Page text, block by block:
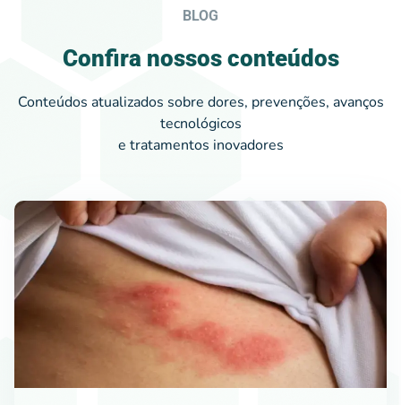
BLOG
Confira nossos conteúdos
Conteúdos atualizados sobre dores, prevenções, avanços
tecnológicos
e tratamentos inovadores